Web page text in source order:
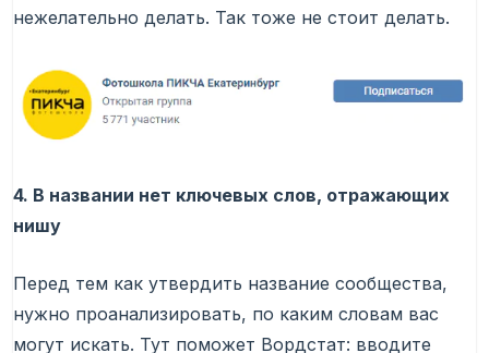
нежелательно делать. Так тоже не стоит делать.
4. В названии нет ключевых слов, отражающих
нишу
Перед тем как утвердить название сообщества,
нужно проанализировать, по каким словам вас
могут искать. Тут поможет Вордстат: вводите